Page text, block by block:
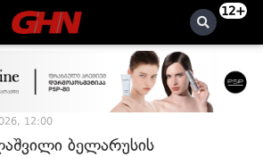
12+
12:00
ბელარუსის